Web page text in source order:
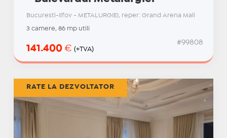
Bucuresti-Ilfov - METALURGIEI, reper: Grand Arena Mall
3 camere, 86 mp utili
141.400 € (+TVA)
#99808
RATE LA DEZVOLTATOR